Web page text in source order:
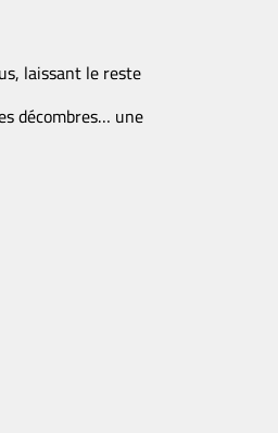
laissant le reste
décombres… une